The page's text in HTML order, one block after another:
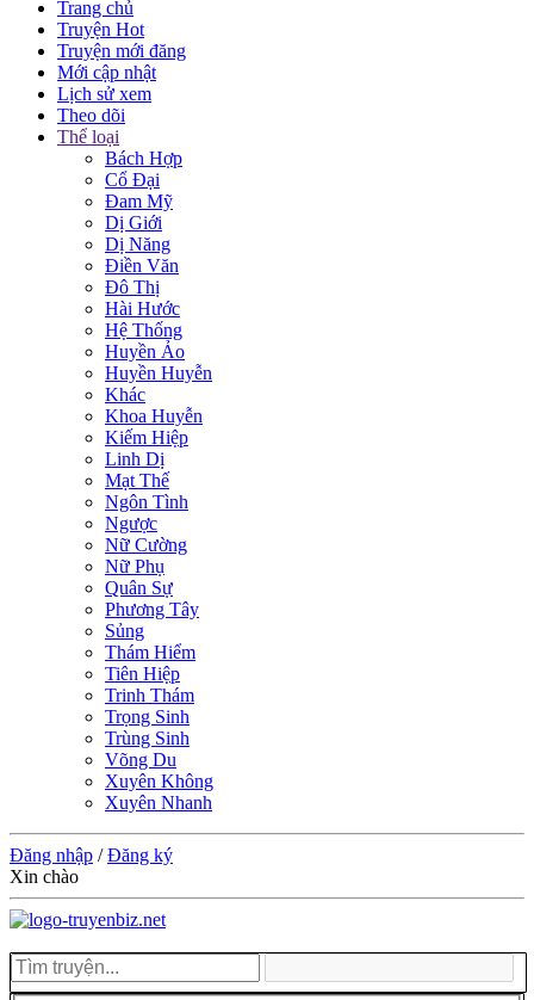
Trang chủ
Truyện Hot
Truyện mới đăng
Mới cập nhật
Lịch sử xem
Theo dõi
Thể loại
Bách Hợp
Cổ Đại
Đam Mỹ
Dị Giới
Dị Năng
Điền Văn
Đô Thị
Hài Hước
Hệ Thống
Huyền Ảo
Huyền Huyễn
Khác
Khoa Huyễn
Kiếm Hiệp
Linh Dị
Mạt Thế
Ngôn Tình
Ngược
Nữ Cường
Nữ Phụ
Quân Sự
Phương Tây
Sủng
Thám Hiểm
Tiên Hiệp
Trinh Thám
Trọng Sinh
Trùng Sinh
Võng Du
Xuyên Không
Xuyên Nhanh
Đăng nhập /Đăng ký
Xin chào